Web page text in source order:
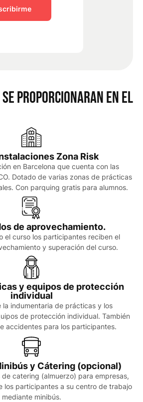
PROPORCIONARAN EN EL
Zona Risk
en Barcelona que cuenta con las
Dotado de varias zonas de prácticas
Con parquing gratis para alumnos.
de aprovechamiento.
el curso los participantes reciben el
y superación del curso.
y equipos de protección
individual
la indumentaria de prácticas y los
de protección individual. También
accidentes para los participantes.
y Cátering (opcional)
catering (almuerzo) para empresas,
los participantes a su centro de trabajo
mediante minibús.